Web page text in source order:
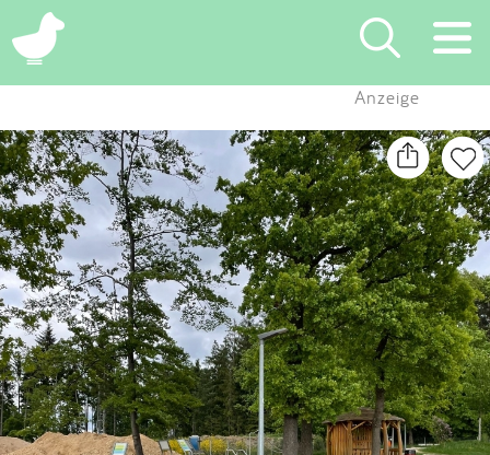
×
Suchen
Eintragen
App
Blog
Partner
Kontakt
Anzeige